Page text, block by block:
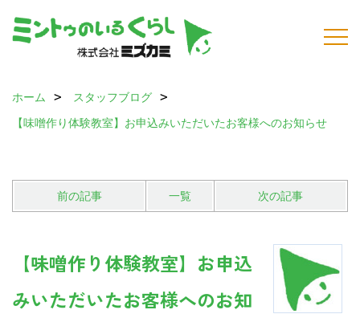
ホーム
スタッフブログ
【味噌作り体験教室】お申込みいただいたお客様へのお知らせ
前の記事 一覧 次の記事
【味噌作り体験教室】お申込
みいただいたお客様へのお知